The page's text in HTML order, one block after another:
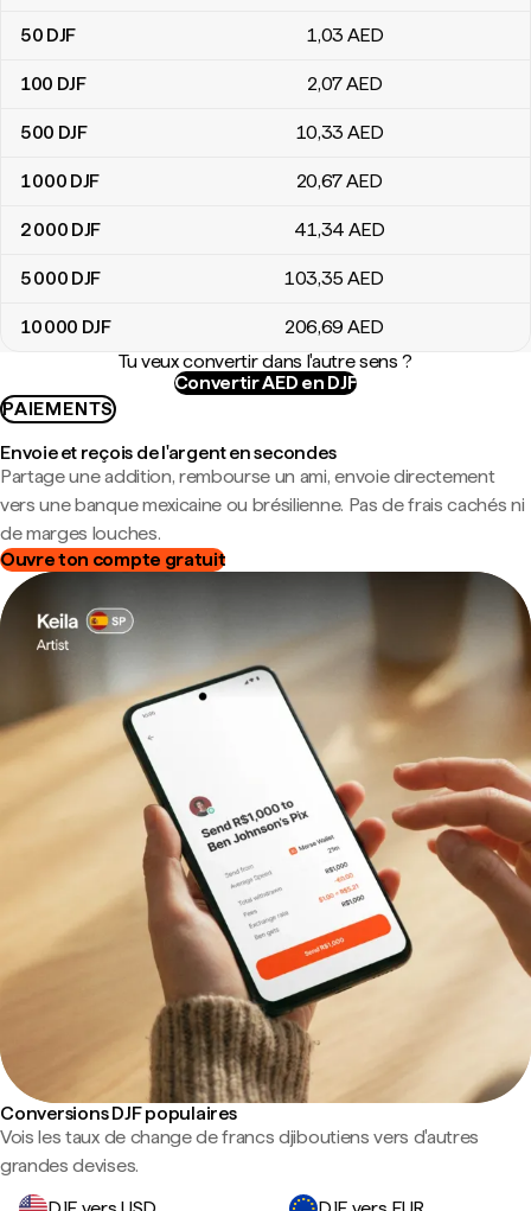
Table de conversion francs djiboutiens vers dirhams des Émirats
50 DJF 1,03 AED
100 DJF 2,07AED
500 DJF 10,33 AED
1 000 DJF 20,67AED
2 000 DJF 41,34 AED
5 000 DJF 103,35 AED
10 000 DJF 206,69 AED
Tu veux convertir dans l'autre sens ?
Convertir AED en DJF
PAIEMENTS
Envoie et reçois de l'argent en secondes
Partage une addition, rembourse un ami, envoie directement
vers une banque mexicaine ou brésilienne. Pas de frais cachés ni
de marges louches.
Ouvre ton compte gratuit
Conversions DJF populaires
Vois les taux de change de francs djiboutiens vers d'autres
grandes devises.